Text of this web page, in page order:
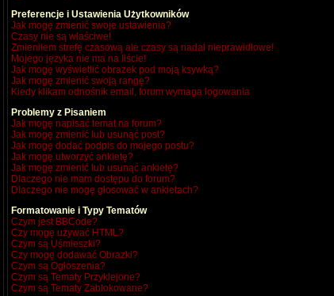
Preferencje i Ustawienia Użytkowników
Jak mogę zmienić swoje ustawienia?
Czasy nie są właściwe!
Zmieniłem strefę czasową ale czasy są nadal nieprawidłowe!
Mojego języka nie ma na liście!
Jak mogę wyświetlić obrazek pod moją ksywką?
Jak mogę zmienić swoją rangę?
Kiedy klikam odnośnik email, forum wymaga logowania
Problemy z Pisaniem
Jak mogę napisać temat na forum?
Jak mogę zmienić lub usunąć post?
Jak mogę dodać podpis do mojego postu?
Jak mogę utworzyć ankietę?
Jak mogę zmienić lub usunąć ankietę?
Dlaczego nie mam dostępu do forum?
Dlaczego nie mogę głosować w ankietach?
Formatowanie i Typy Tematów
Czym jest BBCode?
Czy mogę używać HTML?
Czym są Uśmieszki?
Czy mogę dodawać Obrazki?
Czym są Ogłoszenia?
Czym są Tematy Przyklejone?
Czym są Tematy Zablokowane?